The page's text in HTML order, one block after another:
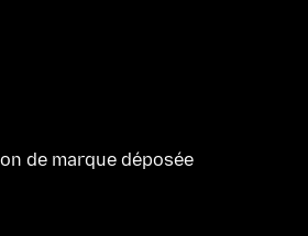
de marque déposée